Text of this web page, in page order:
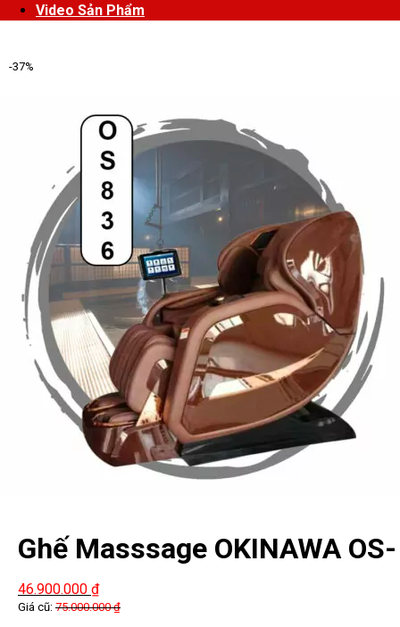
Video Sản Phẩm
-37%
Ghế Masssage OKINAWA OS-
836
46.900.000 ₫
Giá cũ: 75.000.000₫